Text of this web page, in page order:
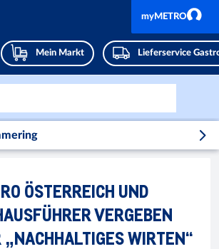
Mein Markt Lieferservice
myMETRO
ÖSTERREICH UND
VERGEBEN
„NACHHALTIGES WIRTEN“